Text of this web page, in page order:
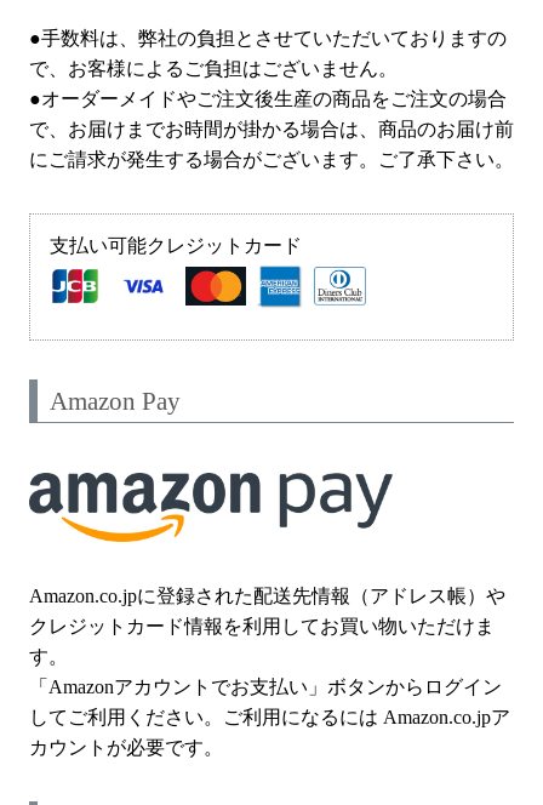
●手数料は、弊社の負担とさせていただいておりますの
で、お客様によるご負担はございません。
●オーダーメイドやご注文後生産の商品をご注文の場合
で、お届けまでお時間が掛かる場合は、商品のお届け前
にご請求が発生する場合がございます。ご了承下さい。
支払い可能クレジットカード
Amazon Pay
Amazon.co.jpに登録された配送先情報（アドレス帳）や
クレジットカード情報を利用してお買い物いただけま
す。
「Amazonアカウントでお支払い」ボタンからログイン
してご利用ください。ご利用になるには Amazon.co.jpア
カウントが必要です。